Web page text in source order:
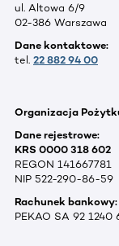
ul. Altowa 6/9
02-386 Warszawa
Dane kontaktowe:
tel. 22 882 94 00
Organizacja
Dane rejestrowe:
KRS 0000 318 602
REGON 141667781
NIP 522-290-86-59
Rachunek bankowy:
PEKAO SA 92